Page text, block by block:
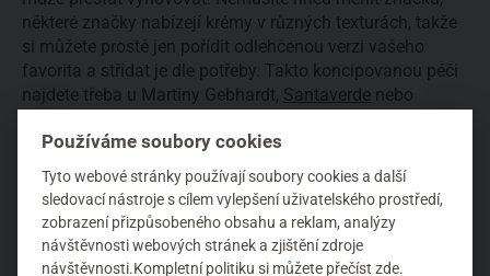
některé značky nabízejí krémy v různých texturách, takže
si můžete prostě jen pořídit odlehčenou verzi vašeho
favorita a střídat je dle potřeby. Takto koncipovanou péči
najdete třeba u Martiny Gebhardt, Santaverde nebo
Další kapitola (2.)
Používáme soubory cookies
Tyto webové stránky používají soubory cookies a další
sledovací nástroje s cílem vylepšení uživatelského prostředí,
zobrazení přizpůsobeného obsahu a reklam, analýzy
návštěvnosti webových stránek a zjištění zdroje
návštěvnosti.Kompletní politikusi můžete přečíst zde.